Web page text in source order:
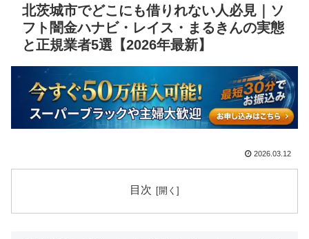
北茨城市でどこにも借りれない人必見｜ソ
フト闇金ハナビ・レイス・まるきんの実態
と正規業者5選【2026年最新】
2026.03.12
目次